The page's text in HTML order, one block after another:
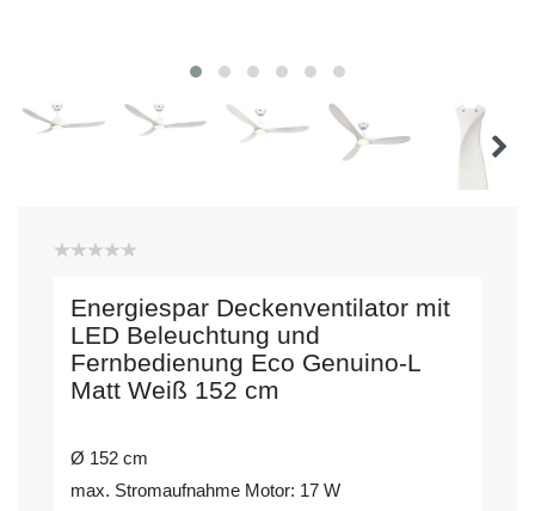
Energiespar Deckenventilator mit
LED Beleuchtung und
Fernbedienung Eco Genuino-L
Matt Weiß 152 cm
Ø 152 cm
max. Stromaufnahme Motor: 17 W